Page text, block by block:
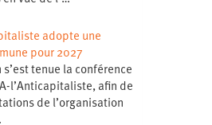
adopte une
pour 2027
s’est tenue la conférence
l’Anticapitaliste, afin de
de l’organisation